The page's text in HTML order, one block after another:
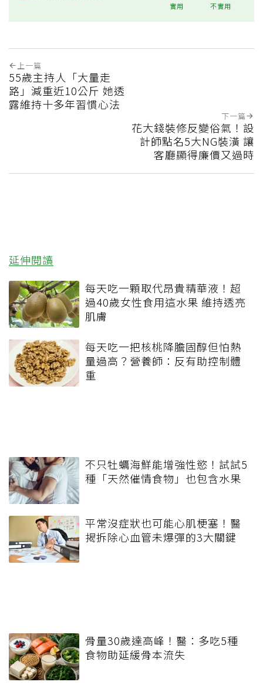
實用 不實用
上一篇
55歲主持人「大量走
路」減重近10公斤 她透
露維持十多年習慣心法
下一篇
花大錢裝修反變俗氣！設
計師點名5大NG裝潢 讓
客廳顯得廉價又過時
延伸閱讀
每天吃一顆取代昂貴精華液！超
過40歲女性食用這水果 維持透亮
肌膚
每天吃一把核桃降膽固醇但怕熱
量過高？營養師：反有助控制體
重
不只牡蠣海鮮能增強性慾！試試5
種「天然催情食物」也包含水果
平常沒症狀也可能心肌梗塞！醫
揭拆除心血管未爆彈的3大關鍵
骨量30歲達高峰！醫：多吃5種
食物助延緩骨本流失